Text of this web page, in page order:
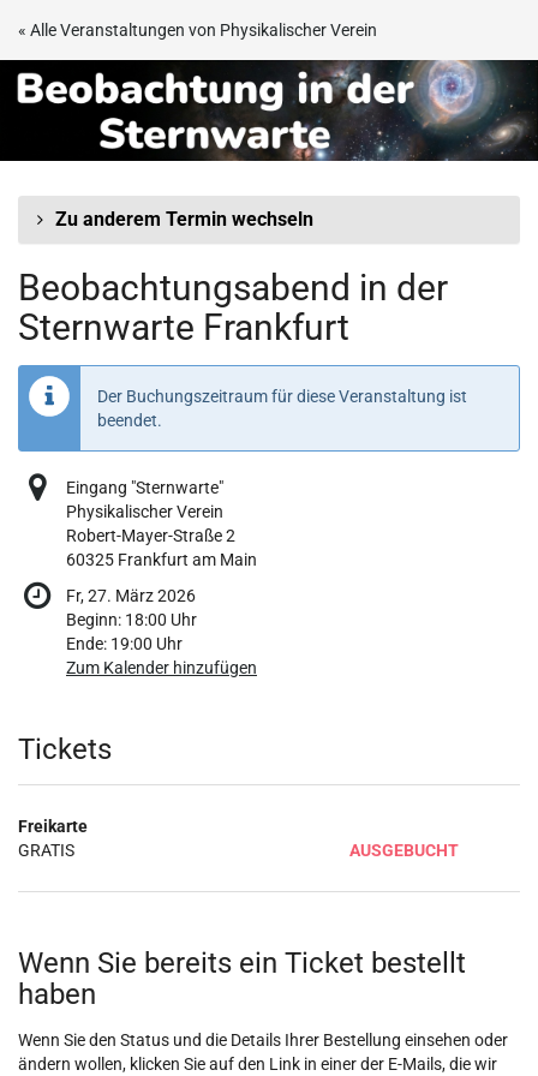
Zum
Inhalt
springen
« Alle Veranstaltungen von Physikalischer Verein
Beobachtungsabend
Sternwarte
Frankfurt
Zu anderem Termin wechseln
Beobachtungsabend in der
Sternwarte Frankfurt
Der Buchungszeitraum für diese Veranstaltung ist
beendet.
Eingang "Sternwarte"
Physikalischer Verein
Robert-Mayer-Straße 2
60325 Frankfurt am Main
Fr, 27. März 2026
Beginn: 18:00 Uhr
Ende: 19:00 Uhr
Zum Kalender hinzufügen
Produkte
Tickets
Freikarte
GRATIS
AUSGEBUCHT
Wenn Sie bereits ein Ticket bestellt
haben
Wenn Sie den Status und die Details Ihrer Bestellung einsehen oder
ändern wollen, klicken Sie auf den Link in einer der E-Mails, die wir